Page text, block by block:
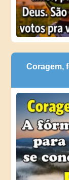
Coragem,